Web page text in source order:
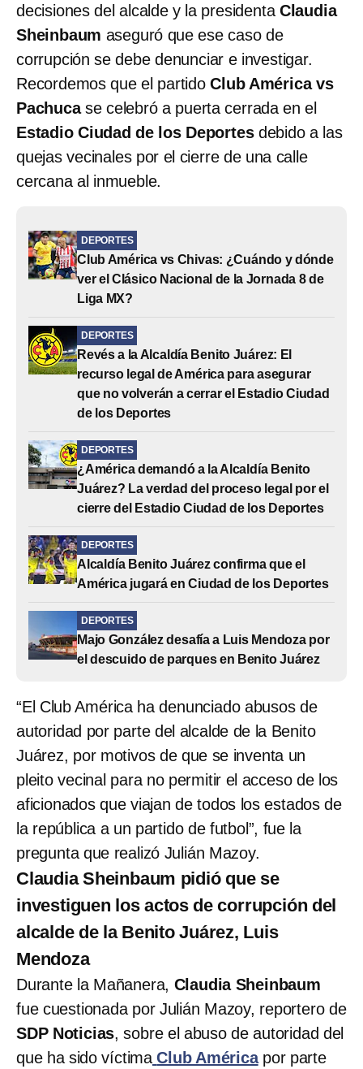
decisiones del alcalde y la presidenta Claudia
Sheinbaum aseguró que ese caso de
corrupción se debe denunciar e investigar.
Recordemos que el partidoClub América vs
Pachucase celebró a puerta cerrada en el
Estadio Ciudad de los Deportes debido a las
quejas vecinales por el cierre de una calle
cercana al inmueble.
DEPORTES
Club América vs Chivas: ¿Cuándo y dónde
ver el Clásico Nacional de la Jornada 8 de
Liga MX?
DEPORTES
Revés a la Alcaldía Benito Juárez: El
recurso legal de América para asegurar
que no volverán a cerrar el Estadio Ciudad
de los Deportes
DEPORTES
¿América demandó a la Alcaldía Benito
Juárez? La verdad del proceso legal por el
cierre del Estadio Ciudad de los Deportes
DEPORTES
Alcaldía Benito Juárez confirma que el
América jugará en Ciudad de los Deportes
DEPORTES
Majo González desafía a Luis Mendoza por
el descuido de parques en Benito Juárez
“El Club América ha denunciado abusos de
autoridad por parte del alcalde de la Benito
Juárez, por motivos de que se inventa un
pleito vecinal para no permitir el acceso de los
aficionados que viajan de todos los estados de
la república a un partido de futbol”, fue la
pregunta que realizó Julián Mazoy.
Claudia Sheinbaum pidió que se
investiguen los actos de corrupción del
alcalde de la Benito Juárez, Luis
Mendoza
Durante la Mañanera, Claudia Sheinbaum
fue cuestionada por Julián Mazoy, reportero de
SDP Noticias, sobre el abuso de autoridad del
que ha sido víctima Club América por parte